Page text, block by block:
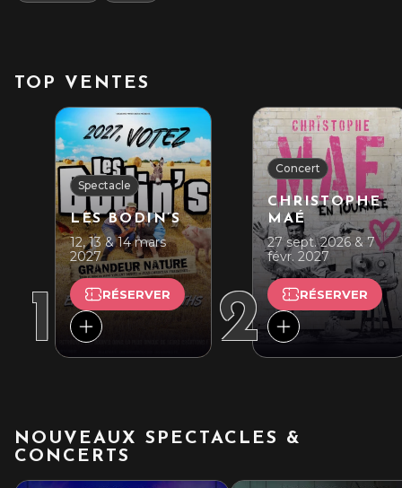
TOP VENTES
1
Spectacle
LES BODIN’S
12, 13 & 14 mars
2027
RÉSERVER 2
Concert
CHRISTOPHE
MAÉ
27 sept. 2026 & 7
févr. 2027
RÉSERVER
NOUVEAUX SPECTACLES &
CONCERTS